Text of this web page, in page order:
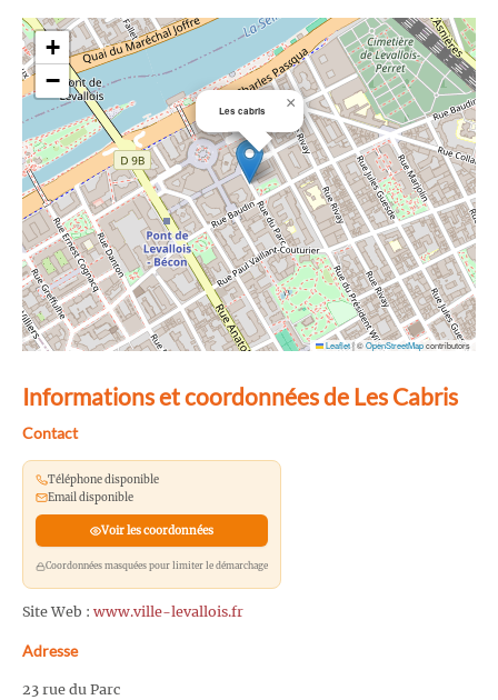
Les cabris ×
+
−
Leaflet|©OpenStreetMapcontributors
Informations et coordonnées de Les Cabris
Contact
Téléphone disponible
Email disponible
Voir les coordonnées
Coordonnées masquées pour limiter le démarchage
Site Web : www.ville-levallois.fr
Adresse
23 rue du Parc